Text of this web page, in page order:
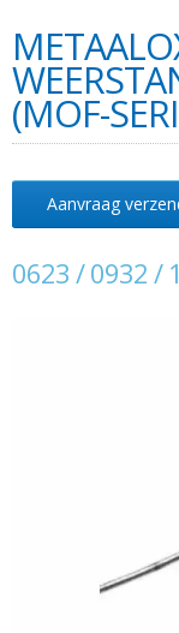
(MOF-
Aanvraag
0623 / 0932 /